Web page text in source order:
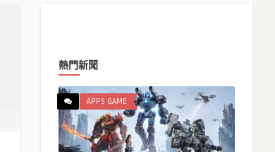
熱門新聞
APPS GAME